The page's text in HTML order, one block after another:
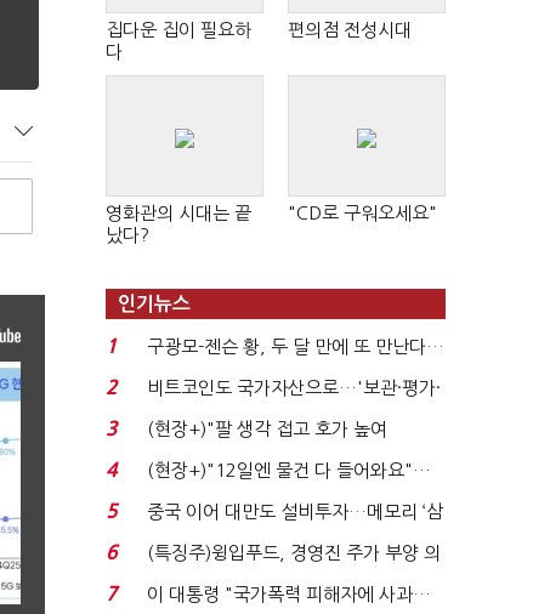
집다운 집이 필요하
다
편의점 전성시대
영화관의 시대는 끝
났다?
"CD로 구워오세요"
인기뉴스
1
구광모-젠슨 황, 두 달 만에 또 만난다…
로봇·AI 등 논...
2
비트코인도 국가자산으로…'보관·평가·
처분' 기준은 ...
3
(현장+)"팔 생각 접고 호가 높여
요"…'덜 똘똘한 한 채' 20...
4
(현장+)"12일엔 물건 다 들어와요"…
빈 매대 채우며 문 연 ...
5
중국 이어 대만도 설비투자…메모리 ‘삼
국전쟁’
6
(특징주)윙입푸드, 경영진 주가 부양 의
지에 상한가...
7
이 대통령 "국가폭력 피해자에 사과…